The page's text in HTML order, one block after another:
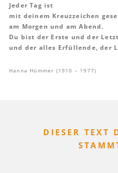
Jeder Tag ist
mit deinem Kreuzzeichen
am Morgen und am Abend.
Du bist der Erste und der
und der alles Erfüllende, der
Hanna Hümmer (1910 – 1977)
DIESER TEXT